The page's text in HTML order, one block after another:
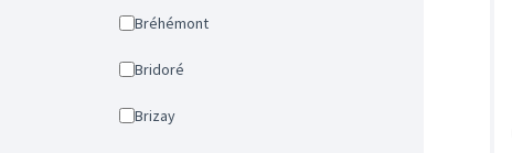
Bréhémont
Bridoré
Brizay